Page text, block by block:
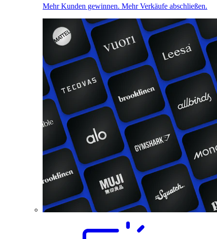
Mehr Kunden gewinnen. Mehr Verkäufe abschließen.